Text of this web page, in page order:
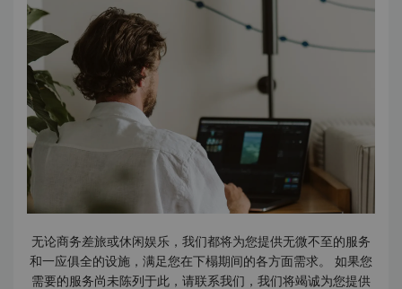
无论商务差旅或休闲娱乐，我们都将为您提供无微不至的服务
和一应俱全的设施，满足您在下榻期间的各方面需求。 如果您
需要的服务尚未陈列于此，请联系我们，我们将竭诚为您提供